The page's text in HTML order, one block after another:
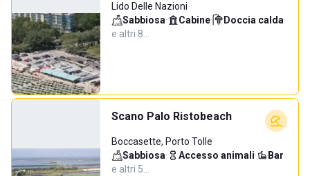
Lido Delle Nazioni
Sabbiosa· Cabine· Doccia calda·
e altri 8…
Scano Palo Ristobeach
Boccasette, Porto Tolle
Sabbiosa· Accesso animali· Bar·
e altri 5…